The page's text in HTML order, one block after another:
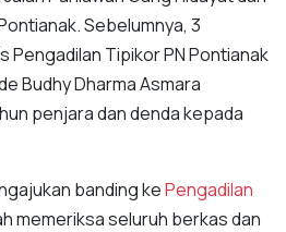
Sebelumnya, 3
Pengadilan Tipikor PN Pontianak
Budhy Dharma Asmara
penjara dan denda kepada
banding kePengadilan
memeriksa seluruh berkas dan